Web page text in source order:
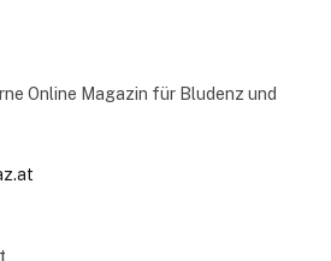
Online Magazin für Bludenz und